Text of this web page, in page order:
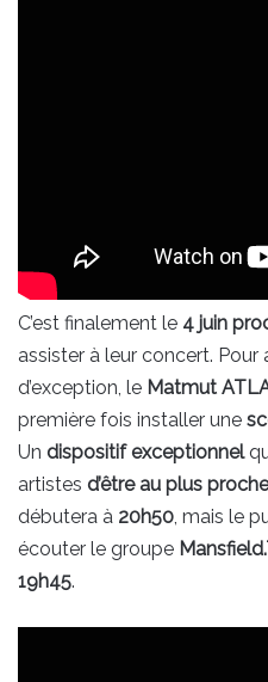
C’est finalement le 4 juin
assister à leur concert.
d’exception, le Matmut
première fois installer une
Un dispositif exceptionnel
artistes d’être au plus
débutera à 20h50, mais le
écouter le groupe
19h45.